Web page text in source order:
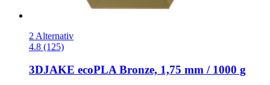
2 Alternativ
4.8 (125)
3DJAKE ecoPLA Bronze, 1,75 mm / 1000 g